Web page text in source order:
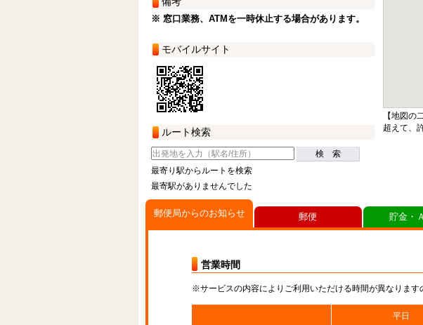
※ 窓口業務、ATMを一時休止する場合があります。
モバイルサイト
ルート検索
検 索
最寄り駅からルートを検索
最寄駅がありませんでした
【地図
超えて、
郵便局からのお知らせ
営業時間
※サービスの内容によりご利用いただける時間が異なります
平日
郵便 貯金・